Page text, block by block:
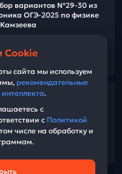
вариантов №29-30 из
ОГЭ-2025 по физике
Камзеева
физике с Гришей
вариантов №27-28 из
Камзеева
физике с Гришей
Cookie
сайта мы используем
рекомендательные
интеллекта.
с
с Политикой
числе на обработку и